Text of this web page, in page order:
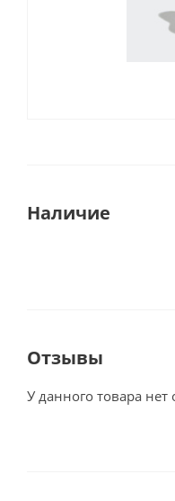
Наличие
Отзывы
У данного товара нет